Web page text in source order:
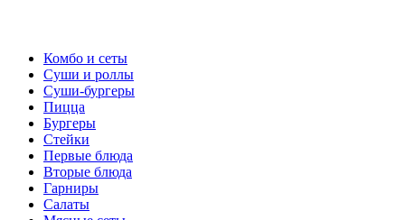
Комбо и сеты
Суши и роллы
Суши-бургеры
Пицца
Бургеры
Стейки
Первые блюда
Вторые блюда
Гарниры
Салаты